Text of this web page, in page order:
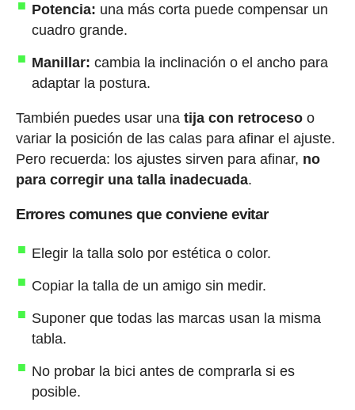
Potencia: una más corta puede compensar un
cuadro grande.
Manillar: cambia la inclinación o el ancho para
adaptar la postura.
También puedes usar una tija con retrocesoo
variar la posición de las calas para afinar el ajuste.
Pero recuerda: los ajustes sirven para afinar, no
para corregir una talla inadecuada.
Errores comunes que conviene evitar
Elegir la talla solo por estética o color.
Copiar la talla de un amigo sin medir.
Suponer que todas las marcas usan la misma
tabla.
No probar la bici antes de comprarla si es
posible.